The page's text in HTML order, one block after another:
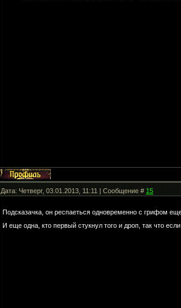
Дата: Четверг, 03.01.2013, 11:11 | Сообщение #15
Подсказачка, он респаеться одновременно с грифом
И еще одна, кто первый стукнул того и дроп, так что